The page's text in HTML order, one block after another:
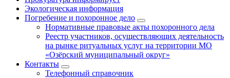
Экологическая информация
Погребение и похоронное дело
Нормативные правовые акты похоронного дела
Реестр участников, осуществляющих деятельность
на рынке ритуальных услуг на территории МО
«Озёрский муниципальный округ»
Контакты
Телефонный справочник